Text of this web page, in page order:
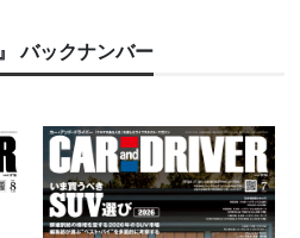
バックナンバー